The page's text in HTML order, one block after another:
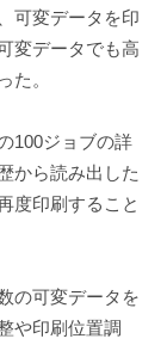
可変データを印
変データでも高
た。
100ジョブの詳
から読み出した
度印刷すること
の可変データを
や印刷位置調